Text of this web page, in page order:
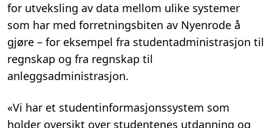
for utveksling av data mellom ulike systemer
som har med forretningsbiten av Nyenrode å
gjøre – for eksempel fra studentadministrasjon til
regnskap og fra regnskap til
anleggsadministrasjon.
«Vi har et studentinformasjonssystem som
holder oversikt over studentenes utdanning og